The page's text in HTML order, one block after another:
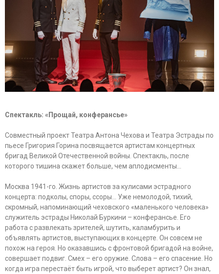
Спектакль: «Прощай, конферансье»
Совместный проект Театра Антона Чехова и Театра Эстрады по
пьесе Григория Горина посвящается артистам концертных
бригад Великой Отечественной войны. Спектакль, после
которого тишина скажет больше, чем аплодисменты…
Москва 1941-го. Жизнь артистов за кулисами эстрадного
концерта: подколы, споры, ссоры... Уже немолодой, тихий,
скромный, напоминающий чеховского «маленького человека»
служитель эстрады Николай Буркини – конферансье. Его
работа с развлекать зрителей, шутить, каламбурить и
объявлять артистов, выступающих в концерте. Он совсем не
похож на героя. Но оказавшись с фронтовой бригадой на войне,
совершает подвиг. Смех – его оружие. Слова – его спасение. Но
когда игра перестаёт быть игрой, что выберет артист? Он знал,